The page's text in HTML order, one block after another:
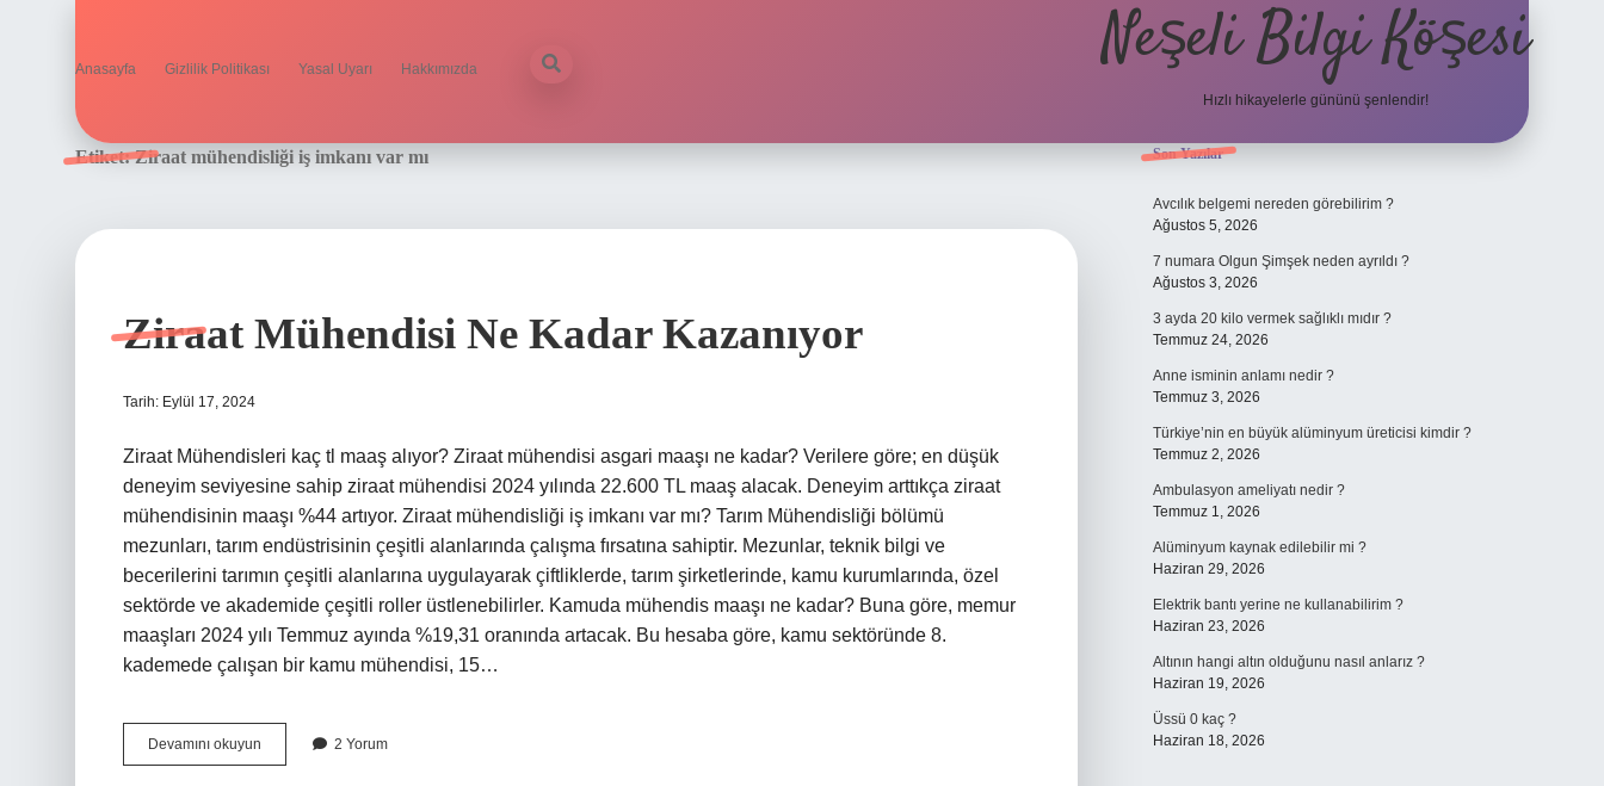
Anasayfa Gizlilik Politikası Yasal Uyarı Hakkımızda Neşeli Bilgi Köşesi
Hızlı hikayelerle gününü şenlendir!
Etiket:Ziraat mühendisliği iş imkanı var mı
Ziraat Mühendisi Ne Kadar Kazanıyor
Tarih: Eylül 17, 2024
Ziraat Mühendisleri kaç tl maaş alıyor? Ziraat mühendisi asgari maaşı ne kadar? Verilere göre; en düşük
deneyim seviyesine sahip ziraat mühendisi 2024 yılında 22.600 TL maaş alacak. Deneyim arttıkça ziraat
mühendisinin maaşı %44 artıyor. Ziraat mühendisliği iş imkanı var mı? Tarım Mühendisliği bölümü
mezunları, tarım endüstrisinin çeşitli alanlarında çalışma fırsatına sahiptir. Mezunlar, teknik bilgi ve
becerilerini tarımın çeşitli alanlarına uygulayarak çiftliklerde, tarım şirketlerinde, kamu kurumlarında, özel
sektörde ve akademide çeşitli roller üstlenebilirler. Kamuda mühendis maaşı ne kadar? Buna göre, memur
maaşları 2024 yılı Temmuz ayında %19,31 oranında artacak. Bu hesaba göre, kamu sektöründe 8.
kademede çalışan bir kamu mühendisi, 15…
Devamını okuyun
Mühendisi
2 Yorum
Sidebar
Son Yazılar
Avcılık belgemi nereden görebilirim ?
Ağustos 5, 2026
7 numara Olgun Şimşek neden ayrıldı ?
Ağustos 3, 2026
3 ayda 20 kilo vermek sağlıklı mıdır ?
Temmuz 24, 2026
Anne isminin anlamı nedir ?
Temmuz 3, 2026
Türkiye’nin en büyük alüminyum üreticisi kimdir ?
Temmuz 2, 2026
Ambulasyon ameliyatı nedir ?
Temmuz 1, 2026
Alüminyum kaynak edilebilir mi ?
Haziran 29, 2026
Elektrik bantı yerine ne kullanabilirim ?
Haziran 23, 2026
Altının hangi altın olduğunu nasıl anlarız ?
Haziran 19, 2026
Üssü 0 kaç ?
Haziran 18, 2026